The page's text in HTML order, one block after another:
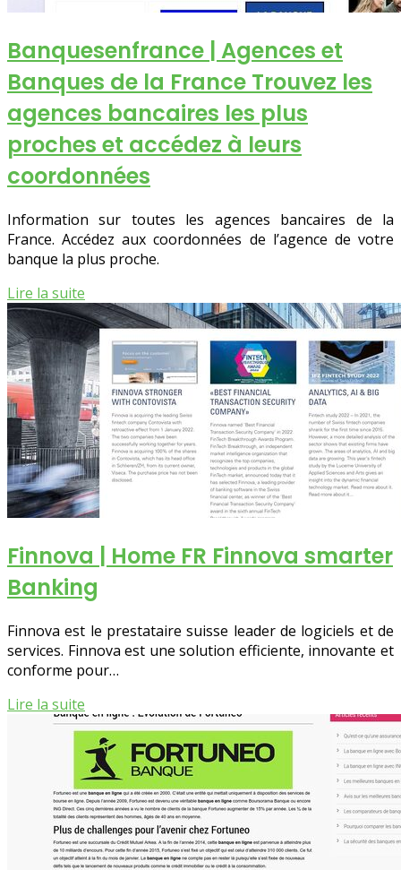
Ban­que­senfran­ce | Agences et
Banques de la France Trouvez les
agences bancaires les plus
proches et accédez à leurs
coordonnées
Information sur toutes les agences bancaires de la
France. Accédez aux coordonnées de l’agence de votre
banque la plus proche.
Lire la suite
Finnova | Home FR Finnova smarter
Banking
Finnova est le prestataire suisse leader de logiciels et de
services. Finnova est une solution efficiente, innovante et
conforme pour…
Lire la suite